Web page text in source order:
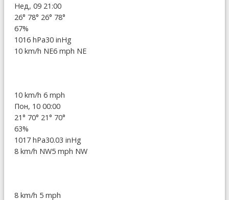
Нед, 09 21:00
26° 78° 26° 78°
67%
1016 hPa30 inHg
10 km/h NE6 mph NE
10 km/h 6 mph
Пон, 10 00:00
21° 70° 21° 70°
63%
1017 hPa30.03 inHg
8 km/h NW5 mph NW
8 km/h 5 mph